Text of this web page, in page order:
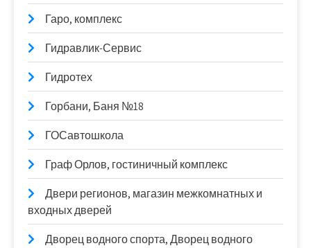
Гаро, комплекс
Гидравлик-Сервис
Гидротех
Горбани, Баня №18
ГОСавтошкола
Граф Орлов, гостиничный комплекс
Двери регионов, магазин межкомнатных и
входных дверей
Дворец водного спорта, Дворец водного